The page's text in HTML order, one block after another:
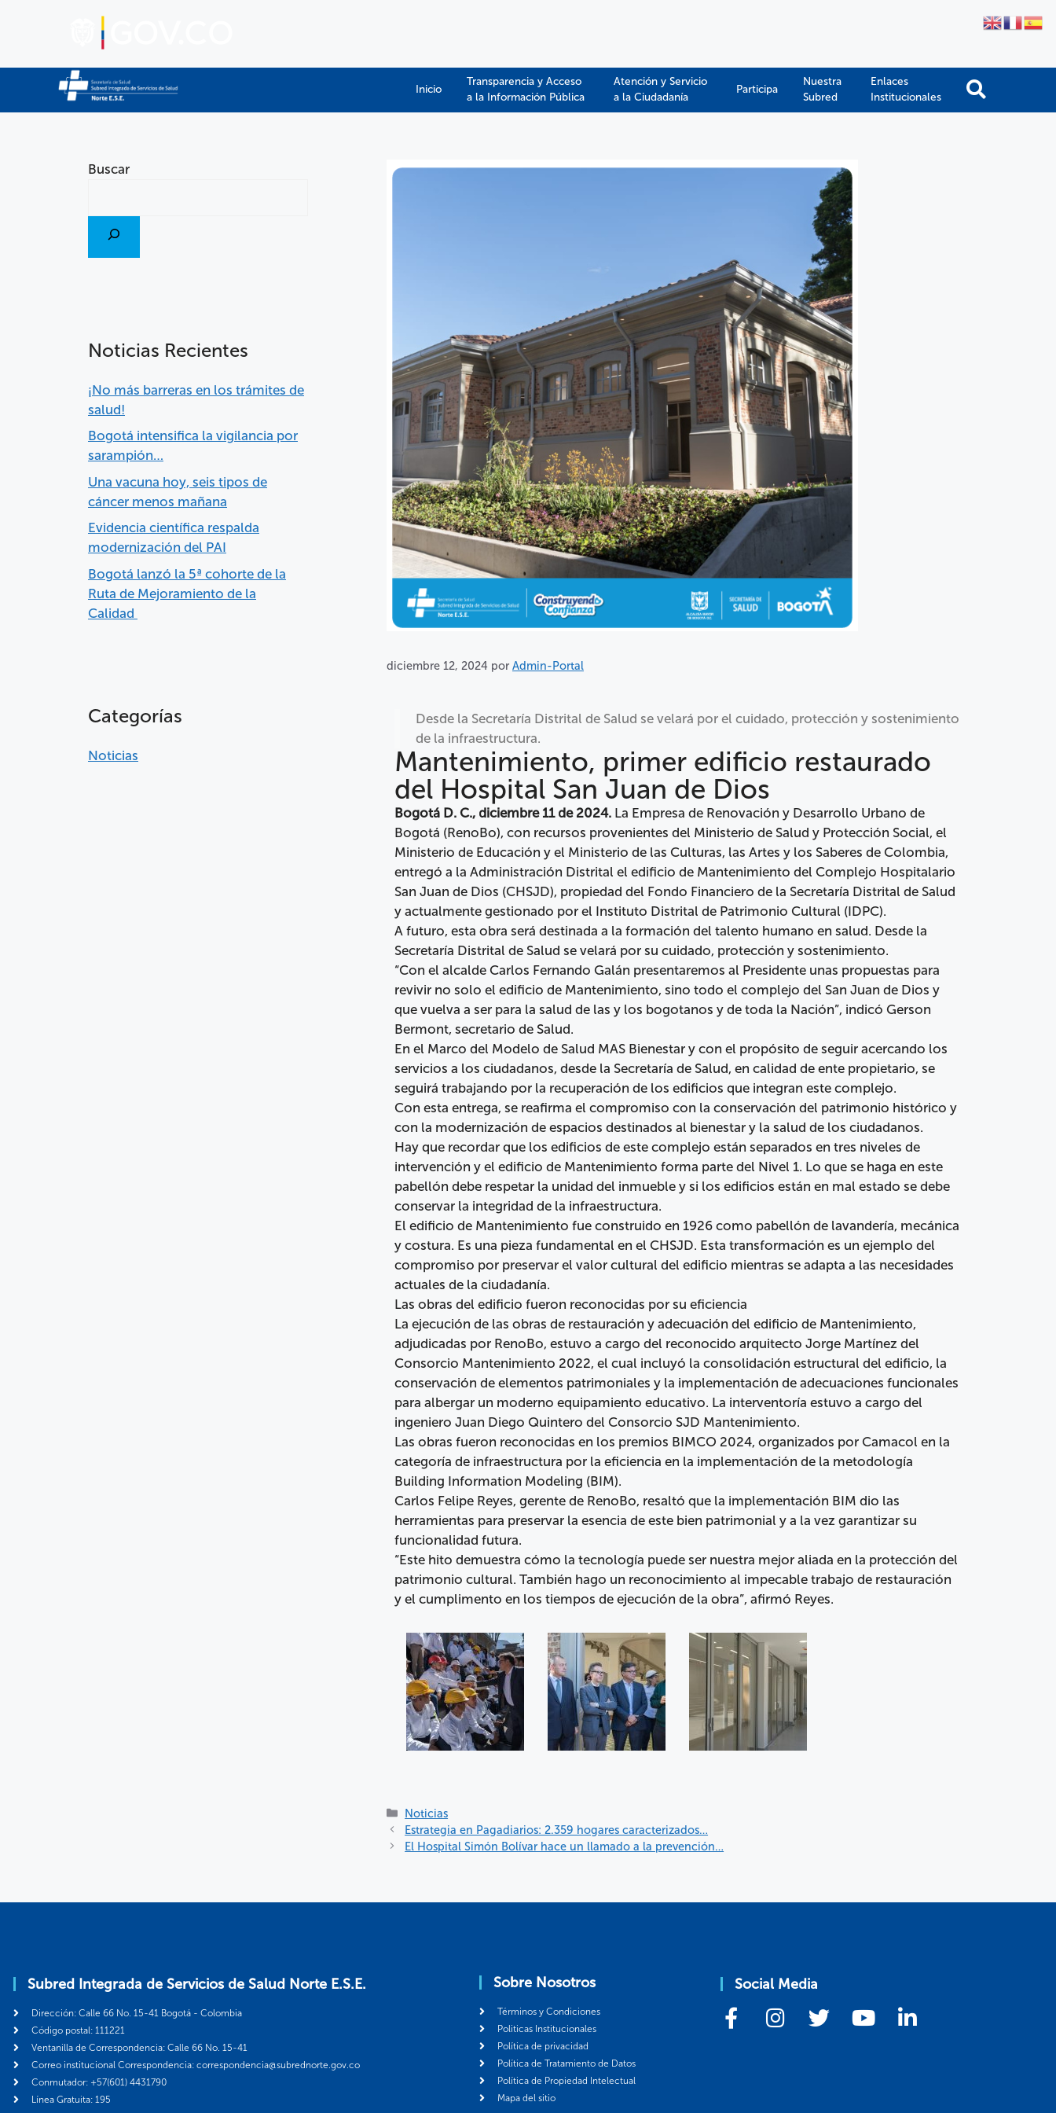
Inicio
Transparencia y Acceso
a la Información Pública​​
Atención y Servicio
a la Ciudadanía
Participa
Nuestra
Subred
Enlaces
Institucionales
diciembre 12, 2024 por Admin-Portal
Desde la Secretaría Distrital de Salud se velará por el cuidado, protección y sostenimiento
de la infraestructura.
Mantenimiento, primer edificio restaurado
del Hospital San Juan de Dios
Bogotá D. C., diciembre 11 de 2024. La Empresa de Renovación y Desarrollo Urbano de
Bogotá (RenoBo), con recursos provenientes del Ministerio de Salud y Protección Social, el
Ministerio de Educación y el Ministerio de las Culturas, las Artes y los Saberes de Colombia,
entregó a la Administración Distrital el edificio de Mantenimiento del Complejo Hospitalario
San Juan de Dios (CHSJD), propiedad del Fondo Financiero de la Secretaría Distrital de Salud
y actualmente gestionado por el Instituto Distrital de Patrimonio Cultural (IDPC).
A futuro, esta obra será destinada a la formación del talento humano en salud. Desde la
Secretaría Distrital de Salud se velará por su cuidado, protección y sostenimiento.
“Con el alcalde Carlos Fernando Galán presentaremos al Presidente unas propuestas para
revivir no solo el edificio de Mantenimiento, sino todo el complejo del San Juan de Dios y
que vuelva a ser para la salud de las y los bogotanos y de toda la Nación”, indicó Gerson
Bermont, secretario de Salud.
En el Marco del Modelo de Salud MAS Bienestar y con el propósito de seguir acercando los
servicios a los ciudadanos, desde la Secretaría de Salud, en calidad de ente propietario, se
seguirá trabajando por la recuperación de los edificios que integran este complejo.
Con esta entrega, se reafirma el compromiso con la conservación del patrimonio histórico y
con la modernización de espacios destinados al bienestar y la salud de los ciudadanos.
Hay que recordar que los edificios de este complejo están separados en tres niveles de
intervención y el edificio de Mantenimiento forma parte del Nivel 1. Lo que se haga en este
pabellón debe respetar la unidad del inmueble y si los edificios están en mal estado se debe
conservar la integridad de la infraestructura.
El edificio de Mantenimiento fue construido en 1926 como pabellón de lavandería, mecánica
y costura. Es una pieza fundamental en el CHSJD. Esta transformación es un ejemplo del
compromiso por preservar el valor cultural del edificio mientras se adapta a las necesidades
actuales de la ciudadanía.
Las obras del edificio fueron reconocidas por su eficiencia
La ejecución de las obras de restauración y adecuación del edificio de Mantenimiento,
adjudicadas por RenoBo, estuvo a cargo del reconocido arquitecto Jorge Martínez del
Consorcio Mantenimiento 2022, el cual incluyó la consolidación estructural del edificio, la
conservación de elementos patrimoniales y la implementación de adecuaciones funcionales
para albergar un moderno equipamiento educativo. La interventoría estuvo a cargo del
ingeniero Juan Diego Quintero del Consorcio SJD Mantenimiento.
Las obras fueron reconocidas en los premios BIMCO 2024, organizados por Camacol en la
categoría de infraestructura por la eficiencia en la implementación de la metodología
Building Information Modeling (BIM).
Carlos Felipe Reyes, gerente de RenoBo, resaltó que la implementación BIM dio las
herramientas para preservar la esencia de este bien patrimonial y a la vez garantizar su
funcionalidad futura.
“Este hito demuestra cómo la tecnología puede ser nuestra mejor aliada en la protección del
patrimonio cultural. También hago un reconocimiento al impecable trabajo de restauración
y el cumplimento en los tiempos de ejecución de la obra”, afirmó Reyes.
Noticias
Estrategia en Pagadiarios: 2.359 hogares caracterizados…
El Hospital Simón Bolívar hace un llamado a la prevención…
Buscar
Noticias Recientes
¡No más barreras en los trámites de
salud!
Bogotá intensifica la vigilancia por
sarampión…
Una vacuna hoy, seis tipos de
cáncer menos mañana
Evidencia científica respalda
modernización del PAI
Bogotá lanzó la 5ª cohorte de la
Ruta de Mejoramiento de la
Calidad
Categorías
Noticias
Subred Integrada de Servicios de Salud Norte E.S.E.
Dirección: Calle 66 No. 15-41 Bogotá - Colombia
Código postal: 111221
Ventanilla de Correspondencia: Calle 66 No. 15-41
Correo institucional Correspondencia: correspondencia@subrednorte.gov.co
Conmutador: +57(601) 4431790
Línea Gratuita: 195
Sobre Nosotros
Términos y Condiciones
Politicas Institucionales
Política de privacidad
Política de Tratamiento de Datos
Política de Propiedad Intelectual
Mapa del sitio
Social Media